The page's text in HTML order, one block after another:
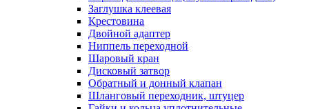
Заглушка клеевая
Крестовина
Двойной адаптер
Ниппель переходной
Шаровый кран
Дисковый затвор
Обратный и донный клапан
Шланговый переходник, штуцер